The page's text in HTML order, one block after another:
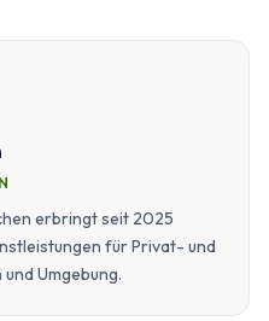
erbringt seit 2025
für Privat- und
Umgebung.